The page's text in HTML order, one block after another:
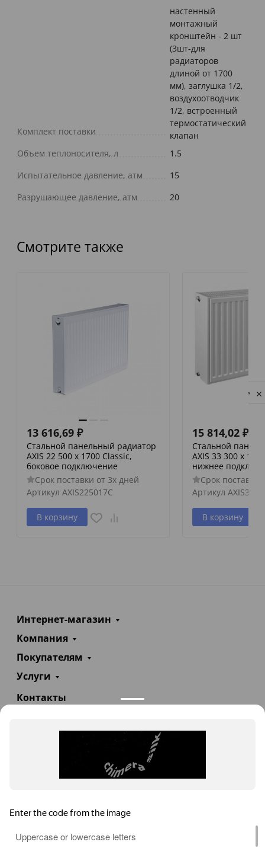
Комплект поставки
настенный
монтажный
кронштейн - 2 шт
(3шт-для
радиаторов
длиной от 1700
мм), заглушка 1/2,
воздухоотводчик
1/2, встроенный
термостатический
клапан
Объем теплоносителя, л
1.5
Испытательное давление, атм
15
Разрушающее давление, атм
20
Смотрите также
13 616,69 ₽
Стальной панельный радиатор
AXIS 22 500 x 1700 Classic,
боковое подключение
Срок поставки от 3х дней
Артикул AXIS225017C
В корзину
15 814,02 ₽
Стальной
AXIS 33 300 x
нижнее
Срок поставки
Артикул
В корзину
Интернет-магазин
Компания
Покупателям
Услуги
Контакты
TeploExpert.com © 2008 - 2026 Оборудование для
систем отопления, водоснабжения, канализации
Privacy notice